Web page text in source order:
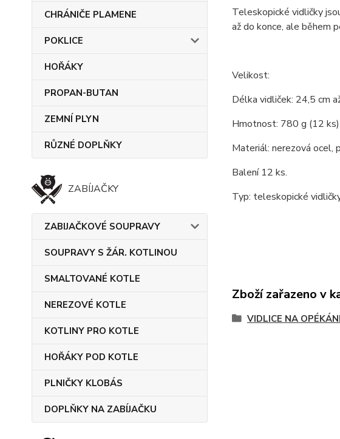
CHRÁNIČE PLAMENE
POKLICE
HOŘÁKY
PROPAN-BUTAN
ZEMNÍ PLYN
RŮZNÉ DOPLŇKY
ZABÍJAČKY
ZABIJAČKOVÉ SOUPRAVY
SOUPRAVY S ŽÁR. KOTLINOU
SMALTOVANÉ KOTLE
NEREZOVÉ KOTLE
KOTLINY PRO KOTLE
HOŘÁKY POD KOTLE
PLNIČKY KLOBÁS
DOPLŇKY NA ZABÍJAČKU
Teleskopické vidličky
až do konce, ale během
Velikost:
Délka vidliček: 24,5 cm
Hmotnost: 780 g (12 ks).
Materiál: nerezová ocel,
Balení 12 ks.
Typ: teleskopické
Zboží zařazeno v
VIDLICE NA OPÉKÁNÍ